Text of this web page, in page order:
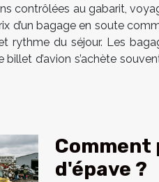
contrôlées au gabarit,
d’un bagage en soute
rythme du séjour. Les
billet d’avion s’achète
d'épave ?